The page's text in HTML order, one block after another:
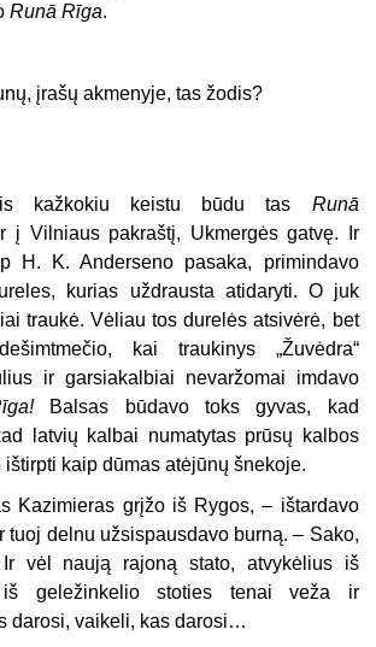
Runā Rīga.
įrašų akmenyje, tas žodis?
kažkokiu keistu būdu tas Runā
į Vilniaus pakraštį, Ukmergės gatvę. Ir
H. K. Anderseno pasaka, primindavo
kurias uždrausta atidaryti. O juk
traukė. Vėliau tos durelės atsivėrė, bet
kai traukinys „Žuvėdra“
ir garsiakalbiai nevaržomai imdavo
Balsas būdavo toks gyvas, kad
latvių kalbai numatytas prūsų kalbos
ištirpti kaip dūmas atėjūnų šnekoje.
Kazimieras grįžo iš Rygos, – ištardavo
tuoj delnu užsispausdavo burną. – Sako,
vėl naują rajoną stato, atvykėlius iš
geležinkelio stoties tenai veža ir
darosi, vaikeli, kas darosi…